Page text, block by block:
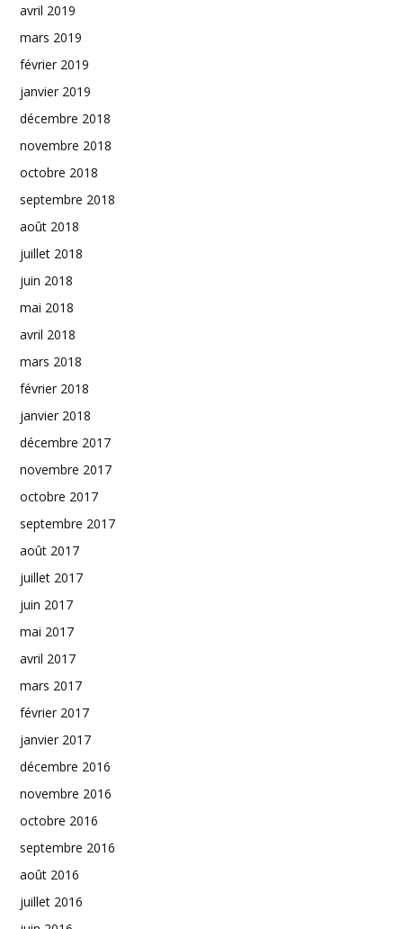
avril 2019
mars 2019
février 2019
janvier 2019
décembre 2018
novembre 2018
octobre 2018
septembre 2018
août 2018
juillet 2018
juin 2018
mai 2018
avril 2018
mars 2018
février 2018
janvier 2018
décembre 2017
novembre 2017
octobre 2017
septembre 2017
août 2017
juillet 2017
juin 2017
mai 2017
avril 2017
mars 2017
février 2017
janvier 2017
décembre 2016
novembre 2016
octobre 2016
septembre 2016
août 2016
juillet 2016